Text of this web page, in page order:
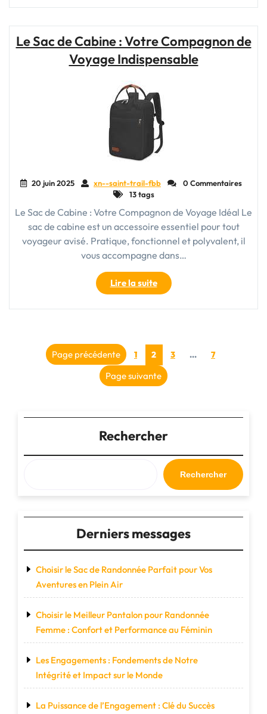
de
pour
Femme
et
Élégant
en
Toutes
Circonstances"
Le Sac de Cabine : Votre Compagnon de
Voyage Indispensable
20 juin 2025 xn--saint-trail-fbb
0 Commentaires
13 tags
Le Sac de Cabine : Votre Compagnon de Voyage Idéal Le
sac de cabine est un accessoire essentiel pour tout
voyageur avisé. Pratique, fonctionnel et polyvalent, il
vous accompagne dans…
Lire la suite"Le
Sac
de
Votre
Compagnon
de
Voyage
Pagination
Page précédente Page
1 Page
2 Page
3 … Page
7
Page suivante
Rechercher
Rechercher
Derniers messages
Choisir le Sac de Randonnée Parfait pour Vos
Aventures en Plein Air
Choisir le Meilleur Pantalon pour Randonnée
Femme : Confort et Performance au Féminin
Les Engagements : Fondements de Notre
Intégrité et Impact sur le Monde
La Puissance de l’Engagement : Clé du Succès